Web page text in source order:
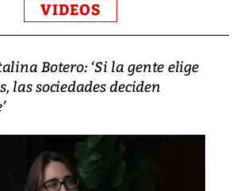
VIDEOS
Botero: ‘Si la gente elige
las sociedades deciden